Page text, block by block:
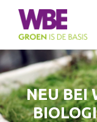
NEU BEI